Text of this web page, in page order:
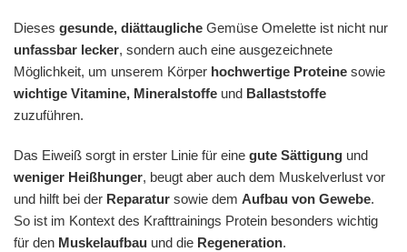
Dieses gesunde, diättaugliche Gemüse Omelette ist nicht nur
unfassbar lecker, sondern auch eine ausgezeichnete
Möglichkeit, um unserem Körper hochwertige Proteine sowie
wichtige Vitamine, Mineralstoffe und Ballaststoffe
zuzuführen.
Das Eiweiß sorgt in erster Linie für eine gute Sättigung und
weniger Heißhunger, beugt aber auch dem Muskelverlust vor
und hilft bei der Reparatur sowie dem Aufbau von Gewebe.
So ist im Kontext des Krafttrainings Protein besonders wichtig
für den Muskelaufbau und die Regeneration.